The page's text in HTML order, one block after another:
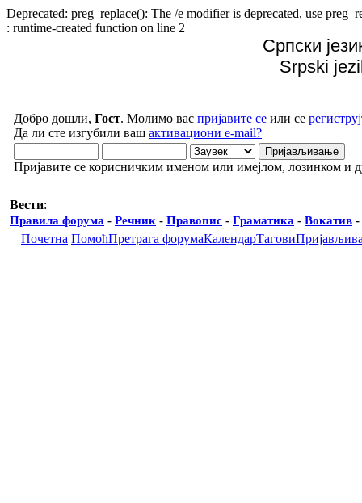
Deprecated: preg_replace(): The /e modifier is deprecated, use
: runtime-created function on line 2
Српски
Srpski
Добро дошли, Гост. Молимо вас пријавите се или се
Да ли сте изгубили ваш активациони e-mail?
Пријавите се корисничким именом или имејлом, лозинком и
Вести:
Правила форума - Речник - Правопис - Граматика - Вокатив -
Почетна ПомоћПретрага форумаКалендарТагови